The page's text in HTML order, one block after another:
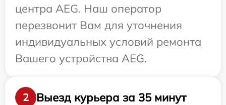
центра AEG. Наш оператор
перезвонит Вам для уточнения
индивидуальных условий ремонта
Вашего устройства AEG.
2
Выезд курьера за 35 минут